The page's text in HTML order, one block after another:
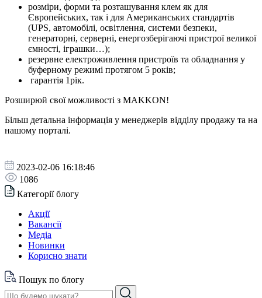
розміри, форми та розташування клем як для
Європейських, так і для Американських стандартів
(UPS, автомобілі, освітлення, системи безпеки,
генераторні, серверні, енергозберігаючі пристрої великої
ємності, іграшки…);
резервне електроживлення пристроїв та обладнання у
буферному режимі протягом 5 років;
гарантія 1рік.
Розширюй свої можливості з MAKKON!
Більш детальна інформація у менеджерів відділу продажу та на
нашому порталі.
2023-02-06 16:18:46
1086
Категорії блогу
Акції
Вакансії
Медіа
Новинки
Корисно знати
Пошук по блогу